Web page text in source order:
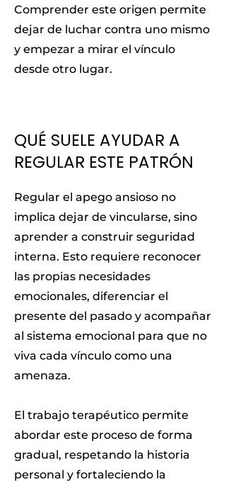
Comprender este origen permite
dejar de luchar contra uno mismo
y empezar a mirar el vínculo
desde otro lugar.
QUÉ SUELE AYUDAR A
REGULAR ESTE PATRÓN
Regular el apego ansioso no
implica dejar de vincularse, sino
aprender a construir seguridad
interna. Esto requiere reconocer
las propias necesidades
emocionales, diferenciar el
presente del pasado y acompañar
al sistema emocional para que no
viva cada vínculo como una
amenaza.
El trabajo terapéutico permite
abordar este proceso de forma
gradual, respetando la historia
personal y fortaleciendo la